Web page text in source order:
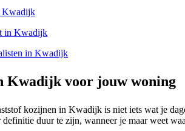
Kwadijk
in Kwadijk
in Kwadijk
Kwadijk voor jouw woning
kozijnen in Kwadijk is niet iets wat je
duur te zijn, wanneer je maar weet